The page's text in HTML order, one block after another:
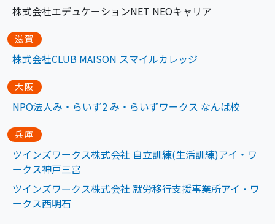
株式会社エデュケーションNET NEOキャリア
滋賀
株式会社CLUB MAISON スマイルカレッジ
大阪
NPO法人み・らいず2 み・らいずワークス なんば校
兵庫
ツインズワークス株式会社 自立訓練(生活訓練)アイ・ワ
ークス神戸三宮
ツインズワークス株式会社 就労移行支援事業所アイ・ワ
ークス西明石